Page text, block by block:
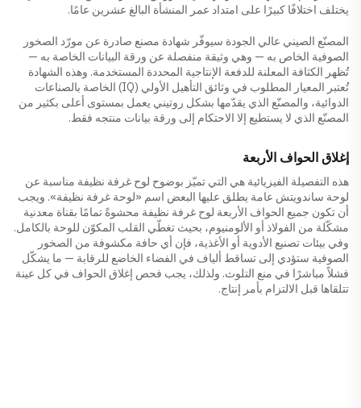
يختلف اختلافًا كبيرًا على امتداد عمر المنشأة البالغ عشرين عامًا.
المصنّع الصيني عالي الجودة سيوفّر شهادة مصنع صادرة عن مورّد الصخور
الصوفية الخاص به — وهي وثيقة منفصلة عن ورقة البيانات الخاصة به —
تُظهر الكثافة المعلنة للدفعة الإنتاجية المحددة المستخدمة. وهذه الشهادة
تُعتبر المعيار المطلوب في وثائق التأهيل الأولي (IQ) الخاصة بالصناعات
الدوائية، والمصنّع الذي يقدّمها بشكل روتيني يعمل بمستوى أعلى بكثير من
المصنّع الذي لا يستطيع إلا الاحتكام إلى ورقة بيانات منتجه فقط.
إغلاق الحواف الأربعة
هذه التفصيلة الفيزيائية هي التي تميّز بوضوح لوح غرفة نظيفة مناسبة عن
لوحة ساندويتش عامة يطلق عليها البعض اسم «لوحة غرفة نظيفة». ويجب
أن تكون جميع الحواف الأربعة لوح غرفة نظيفة محشوةً تمامًا بقناة معدنية
مشكّلة من الفولاذ أو الألومنيوم، بحيث تغطّي القلب المكوّن للوحة بالكامل.
وفي بيئات تصنيع الأدوية أو الأغذية، فإن أي حافة مكشوفة من الصخور
الصوفية ستؤدي إلى تساقط ألياف في الفضاء الخاضع للرقابة — ما يشكّل
فشلاً مباشرًا في منع التلوث. ولذلك، يجب فحص إغلاق الحواف في كل عينة
تتلقاها قبل الالتزام بأمر إنتاج.